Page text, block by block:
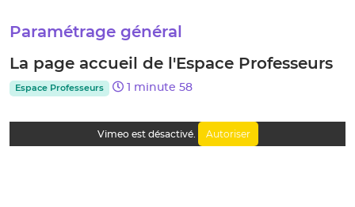
Paramétrage général
La page accueil de l'Espace Professeurs
Espace Professeurs 1 minute 58
Vimeo est désactivé. Autoriser